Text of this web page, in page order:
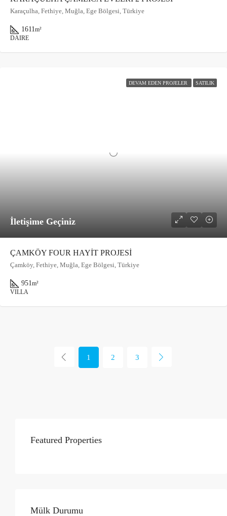
Karaçulha, Fethiye, Muğla, Ege Bölgesi, Türkiye
1611m²
DAIRE
DEVAM EDEN PROJELER SATILIK
İletişime Geçiniz
ÇAMKÖY FOUR HAYİT PROJESİ
Çamköy, Fethiye, Muğla, Ege Bölgesi, Türkiye
951m²
VILLA
1 2 3
Featured Properties
Mülk Durumu